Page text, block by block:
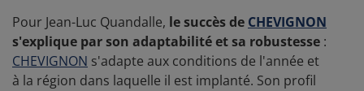
Pour Jean-Luc Quandalle, le succès de CHEVIGNON
s'explique par son adaptabilité et sa robustesse :
CHEVIGNON s'adapte aux conditions de l'année et
à la région dans laquelle il est implanté. Son profil